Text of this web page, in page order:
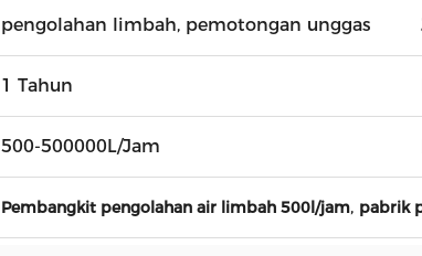
pengolahan limbah, pemotongan unggas
1 Tahun
500-500000L/Jam
Pembangkit pengolahan air limbah 500l/jam, pabrik